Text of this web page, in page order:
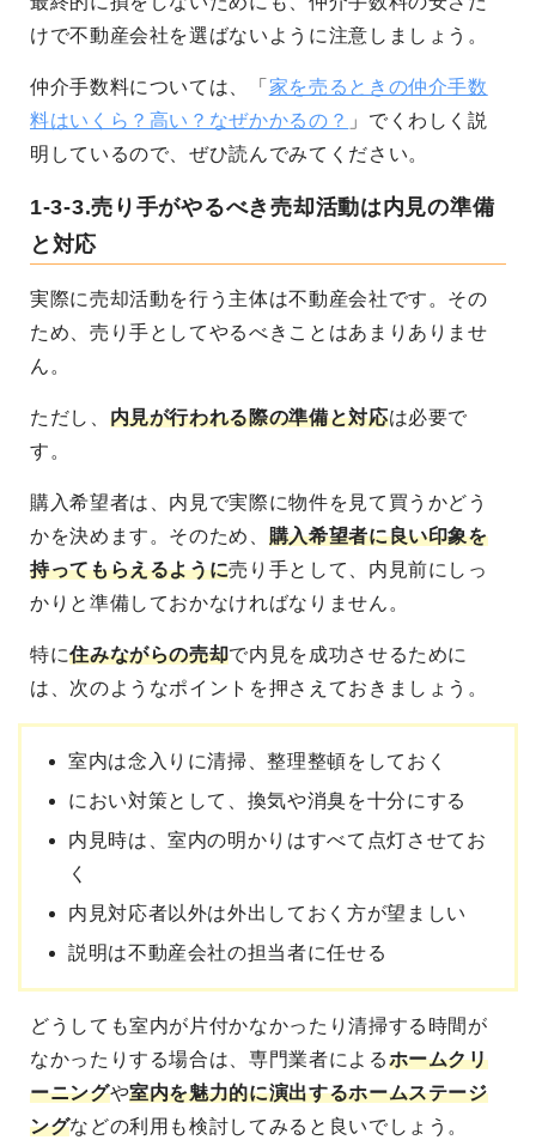
けで不動産会社を選ばないように注意しましょう。
仲介手数料については、「 家を売るときの仲介手数
料はいくら？高い？なぜかかるの？ 」でくわしく説
明しているので、ぜひ読んでみてください。
1-3-3.売り手がやるべき売却活動は内見の準備
と対応
実際に売却活動を行う主体は不動産会社です。その
ため、売り手としてやるべきことはあまりありませ
ん。
ただし、 内見が行われる際の準備と対応は必要で
す。
購入希望者は、内見で実際に物件を見て買うかどう
かを決めます。そのため、 購入希望者に良い印象を
持ってもらえるように売り手として、 内見前にしっ
かりと準備しておかなければなりません。
特に住みながらの売却で内見を成功させるために
は、次のようなポイントを押さえておきましょう。
室内は念入りに清掃、整理整頓をしておく
におい対策として、換気や消臭を十分にする
内見時は、室内の明かりはすべて点灯させてお
く
内見対応者以外は外出しておく方が望ましい
説明は不動産会社の担当者に任せる
どうしても室内が片付かなかったり清掃する時間が
なかったりする場合は、専門業者によるホームクリ
ーニングや室内を魅力的に演出するホームステージ
ングなどの利用も検討してみると良いでしょう。